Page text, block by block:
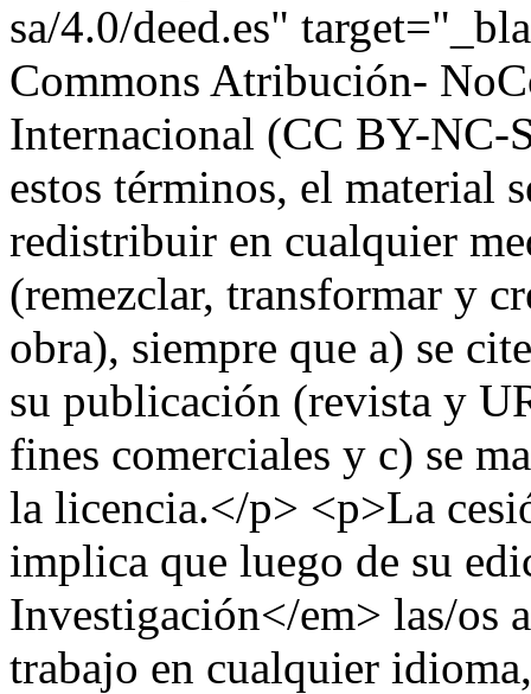
sa/4.0/deed.es"
Commons Atribución-
Internacional (CC BY-NC-
estos términos, el material
redistribuir en cualquier
(remezclar, transformar y
obra), siempre que a) se
su publicación (revista y
fines comerciales y c) se
la licencia.</p> <p>La
implica que luego de su
Investigación</em> las/os
trabajo en cualquier